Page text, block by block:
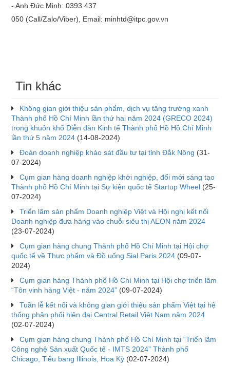
- Anh Đức Minh: 0393 437
050 (Call/Zalo/Viber), Email: minhtd@itpc.gov.vn
Tin khác
Không gian giới thiệu sản phẩm, dịch vụ tăng trưởng xanh
Thành phố Hồ Chí Minh lần thứ hai năm 2024 (GRECO 2024)
trong khuôn khổ Diễn đàn Kinh tế Thành phố Hồ Hồ Chí Minh
lần thứ 5 năm 2024 (14-08-2024)
Đoàn doanh nghiệp khảo sát đầu tư tại tỉnh Đắk Nông (31-
07-2024)
Cụm gian hàng doanh nghiệp khởi nghiệp, đổi mới sáng tạo
Thành phố Hồ Chí Minh tại Sự kiện quốc tế Startup Wheel (25-
07-2024)
Triển lãm sản phẩm Doanh nghiệp Việt và Hội nghị kết nối
Doanh nghiệp đưa hàng vào chuỗi siêu thị AEON năm 2024
(23-07-2024)
Cụm gian hàng chung Thành phố Hồ Chí Minh tại Hội chợ
quốc tế về Thực phẩm và Đồ uống Sial Paris 2024 (09-07-
2024)
Cụm gian hàng Thành phố Hồ Chí Minh tại Hội chợ triển lãm
“Tôn vinh hàng Việt - năm 2024” (09-07-2024)
Tuần lễ kết nối và không gian giới thiệu sản phẩm Việt tại hệ
thống phân phối hiện đại Central Retail Việt Nam năm 2024
(02-07-2024)
Cụm gian hàng chung Thành phố Hồ Chí Minh tại “Triển lãm
Công nghệ Sản xuất Quốc tế - IMTS 2024” Thành phố
Chicago, Tiểu bang Illinois, Hoa Kỳ (02-07-2024)